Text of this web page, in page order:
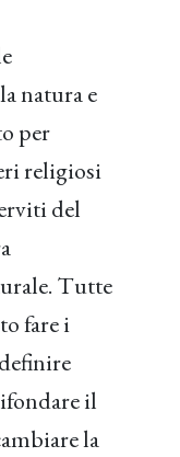
natura e
per
religiosi
del
Tutte
fare i
il
la